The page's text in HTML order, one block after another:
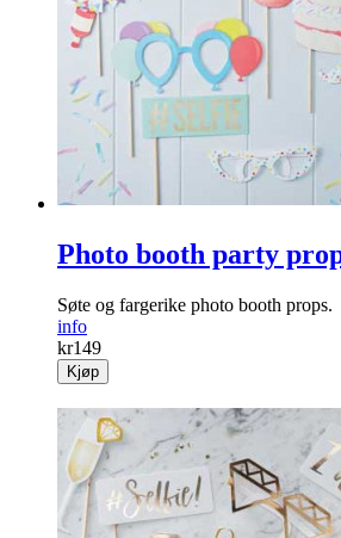
Photo booth party
Søte og fargerike photo booth props.
info
kr149
Kjøp